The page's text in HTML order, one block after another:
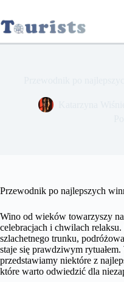
treści
Przewodnik po najlepszych
Wino od wieków towarzyszy
celebracjach i chwilach
szlachetnego trunku,
staje się prawdziwym
przedstawiamy niektóre z
które warto odwiedzić dla